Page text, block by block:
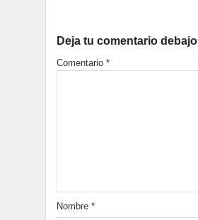
Deja tu comentario debajo
Comentario *
Nombre *